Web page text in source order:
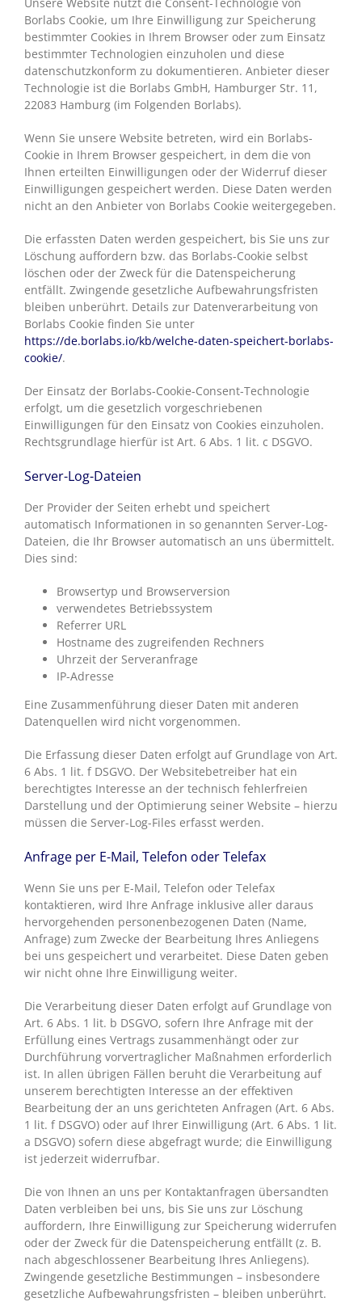
Borlabs Cookie, um Ihre Einwilligung zur Speicherung
bestimmter Cookies in Ihrem Browser oder zum Einsatz
bestimmter Technologien einzuholen und diese
datenschutzkonform zu dokumentieren. Anbieter dieser
Technologie ist die Borlabs GmbH, Hamburger Str. 11,
22083 Hamburg (im Folgenden Borlabs).
Wenn Sie unsere Website betreten, wird ein Borlabs-
Cookie in Ihrem Browser gespeichert, in dem die von
Ihnen erteilten Einwilligungen oder der Widerruf dieser
Einwilligungen gespeichert werden. Diese Daten werden
nicht an den Anbieter von Borlabs Cookie weitergegeben.
Die erfassten Daten werden gespeichert, bis Sie uns zur
Löschung auffordern bzw. das Borlabs-Cookie selbst
löschen oder der Zweck für die Datenspeicherung
entfällt. Zwingende gesetzliche Aufbewahrungsfristen
bleiben unberührt. Details zur Datenverarbeitung von
Borlabs Cookie finden Sie unter
https://de.borlabs.io/kb/welche-daten-speichert-borlabs-
cookie/.
Der Einsatz der Borlabs-Cookie-Consent-Technologie
erfolgt, um die gesetzlich vorgeschriebenen
Einwilligungen für den Einsatz von Cookies einzuholen.
Rechtsgrundlage hierfür ist Art. 6 Abs. 1 lit. c DSGVO.
Server-Log-Dateien
Der Provider der Seiten erhebt und speichert
automatisch Informationen in so genannten Server-Log-
Dateien, die Ihr Browser automatisch an uns übermittelt.
Dies sind:
Browsertyp und Browserversion
verwendetes Betriebssystem
Referrer URL
Hostname des zugreifenden Rechners
Uhrzeit der Serveranfrage
IP-Adresse
Eine Zusammenführung dieser Daten mit anderen
Datenquellen wird nicht vorgenommen.
Die Erfassung dieser Daten erfolgt auf Grundlage von Art.
6 Abs. 1 lit. f DSGVO. Der Websitebetreiber hat ein
berechtigtes Interesse an der technisch fehlerfreien
Darstellung und der Optimierung seiner Website – hierzu
müssen die Server-Log-Files erfasst werden.
Anfrage per E-Mail, Telefon oder Telefax
Wenn Sie uns per E-Mail, Telefon oder Telefax
kontaktieren, wird Ihre Anfrage inklusive aller daraus
hervorgehenden personenbezogenen Daten (Name,
Anfrage) zum Zwecke der Bearbeitung Ihres Anliegens
bei uns gespeichert und verarbeitet. Diese Daten geben
wir nicht ohne Ihre Einwilligung weiter.
Die Verarbeitung dieser Daten erfolgt auf Grundlage von
Art. 6 Abs. 1 lit. b DSGVO, sofern Ihre Anfrage mit der
Erfüllung eines Vertrags zusammenhängt oder zur
Durchführung vorvertraglicher Maßnahmen erforderlich
ist. In allen übrigen Fällen beruht die Verarbeitung auf
unserem berechtigten Interesse an der effektiven
Bearbeitung der an uns gerichteten Anfragen (Art. 6 Abs.
1 lit. f DSGVO) oder auf Ihrer Einwilligung (Art. 6 Abs. 1 lit.
a DSGVO) sofern diese abgefragt wurde; die Einwilligung
ist jederzeit widerrufbar.
Die von Ihnen an uns per Kontaktanfragen übersandten
Daten verbleiben bei uns, bis Sie uns zur Löschung
auffordern, Ihre Einwilligung zur Speicherung widerrufen
oder der Zweck für die Datenspeicherung entfällt (z. B.
nach abgeschlossener Bearbeitung Ihres Anliegens).
Zwingende gesetzliche Bestimmungen – insbesondere
gesetzliche Aufbewahrungsfristen – bleiben unberührt.